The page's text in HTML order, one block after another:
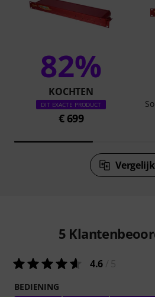
82%
KOCHTEN
DIT EXACTE PRODUCT
€ 699
5
4.6
BEDIENING